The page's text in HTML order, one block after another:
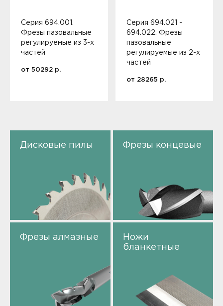
Серия 694.001.
Фрезы пазовальные
регулируемые из 3-х
частей
от 50292 р.
Серия 694.021 -
694.022. Фрезы
пазовальные
регулируемые из 2-х
частей
от 28265 р.
Дисковые пилы Фрезы концевые
Фрезы алмазные
Ножи
бланкетные